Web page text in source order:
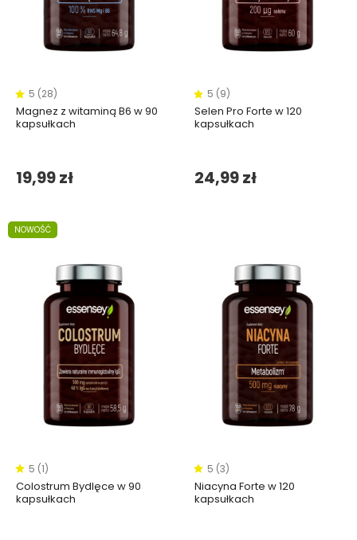
5 (28)
Magnez z witaminą B6 w 90
kapsułkach
19,99 zł
5 (9)
Selen Pro Forte w 120
kapsułkach
24,99 zł
NOWOŚĆ
5 (1)
Colostrum Bydlęce w 90
kapsułkach
5 (3)
Niacyna Forte w 120
kapsułkach